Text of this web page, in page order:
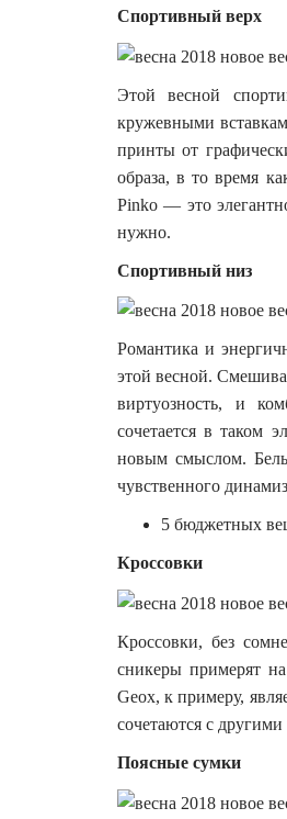
Спортивный верх
Этой весной
кружевными
принты от
образа, в то время
Pinko — это
нужно.
Спортивный низ
Романтика и
этой весной.
виртуозность, и
сочетается в таком
новым смыслом.
чувственного
5 бюджетных
Кроссовки
Кроссовки, без
сникеры примерят
Geox, к примеру,
сочетаются с
Поясные сумки